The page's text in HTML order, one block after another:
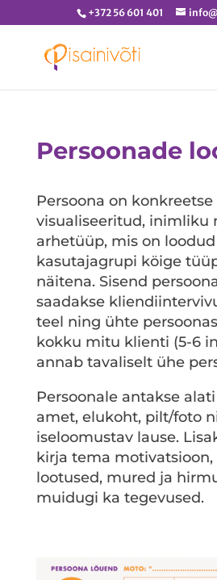
+372 56 601 401
Persoonade
Persoona on
visualiseeritud, inimliku
arhetüüp, mis on
kasutajagrupi köige
näitena. Sisend
saadakse
teel ning ühte
kokku mitu klienti (5-6
annab tavaliselt ühe
Persoonale antakse
amet, elukoht, pilt/foto
iseloomustav lause.
kirja tema motivatsioon,
lootused, mured ja
muidugi ka tegevused.